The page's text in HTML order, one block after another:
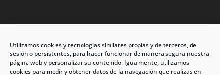
Utilizamos cookies y tecnologías similares propias y de terceros, de
sesión o persistentes, para hacer funcionar de manera segura nuestra
página web y personalizar su contenido. Igualmente, utilizamos
cookies para medir y obtener datos de la navegación que realizas en
Dirección: C/Eleuterio Quintanilla nº67 – Esq. Río de
Oro